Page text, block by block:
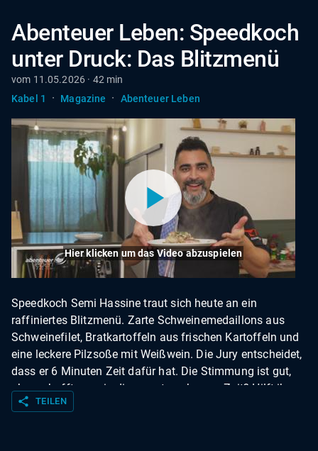
Abenteuer Leben: Speedkoch
unter Druck: Das Blitzmenü
vom 11.05.2026 · 42 min
Kabel 1
· Magazine · Abenteuer Leben
Hier klicken um das Video abzuspielen
Speedkoch Semi Hassine traut sich heute an ein
raffiniertes Blitzmenü. Zarte Schweinemedaillons aus
Schweinefilet, Bratkartoffeln aus frischen Kartoffeln und
eine leckere Pilzsoße mit Weißwein. Die Jury entscheidet,
dass er 6 Minuten Zeit dafür hat. Die Stimmung ist gut,
aber schafft er es in dieser extrem kurzen Zeit? Hilft ihm
seine jahrzehntelange Erfahrung als Profikoch. Und wie
share TEILEN